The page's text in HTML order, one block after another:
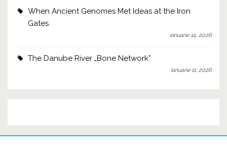
When Ancient Genomes Met Ideas at the Iron
Gates
ianuarie 14, 2026
The Danube River „Bone Network”
ianuarie 11, 2026